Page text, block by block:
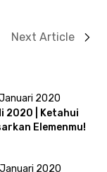
Next Article
2020
2020 | Ketahui
Elemenmu!
2020